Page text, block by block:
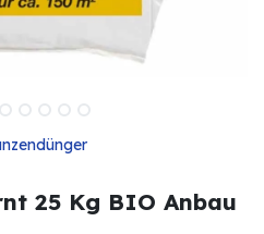
25 Kg BIO Anbau